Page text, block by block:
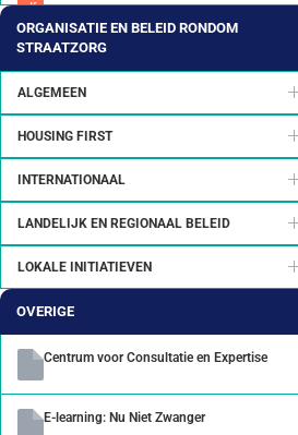
Begovic (2023)
SUN Nederland kennisdocument Mondzorg
Toegang tot mondzorg voor
ongedocumenteerde migranten in
Nederland. Een overzicht van lokale
particuliere initiatieven - Dokters van de
Unequal smiles: consequences of untreated
dental caries in citizens living in vulnerable
ORGANISATIE EN BELEID RONDOM
STRAATZORG
ALGEMEEN
HOUSING FIRST
INTERNATIONAAL
LANDELIJK EN REGIONAAL BELEID
LOKALE INITIATIEVEN
OVERIGE
Centrum voor Consultatie en Expertise
E-learning: Nu Niet Zwanger